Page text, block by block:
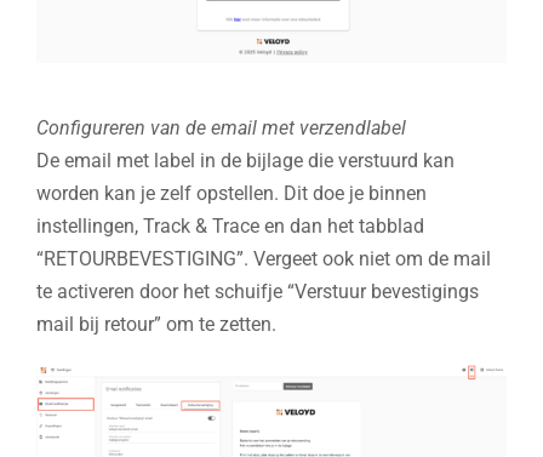
Configureren van de email met verzendlabel
De email met label in de bijlage die verstuurd kan
worden kan je zelf opstellen. Dit doe je binnen
instellingen, Track & Trace en dan het tabblad
“RETOURBEVESTIGING”. Vergeet ook niet om de mail
te activeren door het schuifje “Verstuur bevestigings
mail bij retour” om te zetten.